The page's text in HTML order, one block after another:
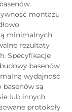
montażu
minimalnych
rezultaty
Specyfikacje
basenów
wydajność
basenów są
lub innych
protokoły